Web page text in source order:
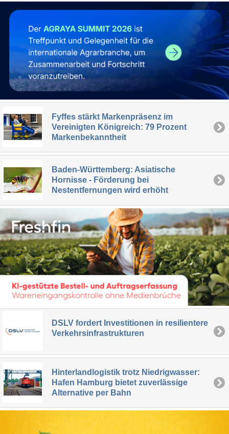
Fyffes stärkt Markenpräsenz im
Vereinigten Königreich: 79 Prozent
Markenbekanntheit
Baden-Württemberg: Asiatische
Hornisse - Förderung bei
Nestentfernungen wird erhöht
DSLV fordert Investitionen in resilientere
Verkehrsinfrastrukturen
Hinterlandlogistik trotz Niedrigwasser:
Hafen Hamburg bietet zuverlässige
Alternative per Bahn